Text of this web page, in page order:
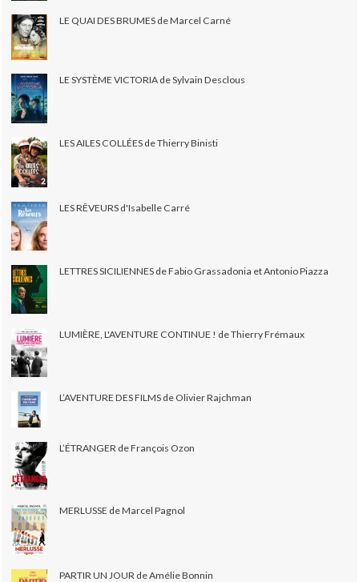
LE QUAI DES BRUMES de Marcel Carné
LE SYSTÈME VICTORIA de Sylvain Desclous
LES AILES COLLÉES de Thierry Binisti
LES RÊVEURS d'Isabelle Carré
LETTRES SICILIENNES de Fabio Grassadonia et Antonio Piazza
LUMIÈRE, L'AVENTURE CONTINUE ! de Thierry Frémaux
L’AVENTURE DES FILMS de Olivier Rajchman
L’ÉTRANGER de François Ozon
MERLUSSE de Marcel Pagnol
PARTIR UN JOUR de Amélie Bonnin